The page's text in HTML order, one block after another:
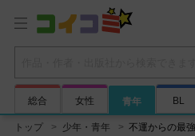
総合 女性 青年 BL
トップ 少年・青年 不運からの最